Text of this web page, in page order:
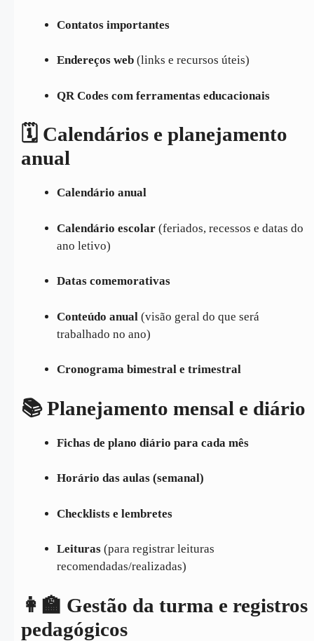
Contatos importantes
Endereços web (links e recursos úteis)
QR Codes com ferramentas educacionais
🗓️ Calendários e planejamento
anual
Calendário anual
Calendário escolar (feriados, recessos e datas do
ano letivo)
Datas comemorativas
Conteúdo anual (visão geral do que será
trabalhado no ano)
Cronograma bimestral e trimestral
📚 Planejamento mensal e diário
Fichas de plano diário para cada mês
Horário das aulas (semanal)
Checklists e lembretes
Leituras (para registrar leituras
recomendadas/realizadas)
👩‍🏫 Gestão da turma e registros
pedagógicos